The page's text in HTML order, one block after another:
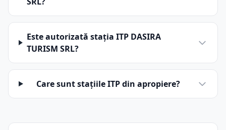
Este autorizată stația ITP DASIRA
TURISM SRL?
Care sunt stațiile ITP din apropiere?